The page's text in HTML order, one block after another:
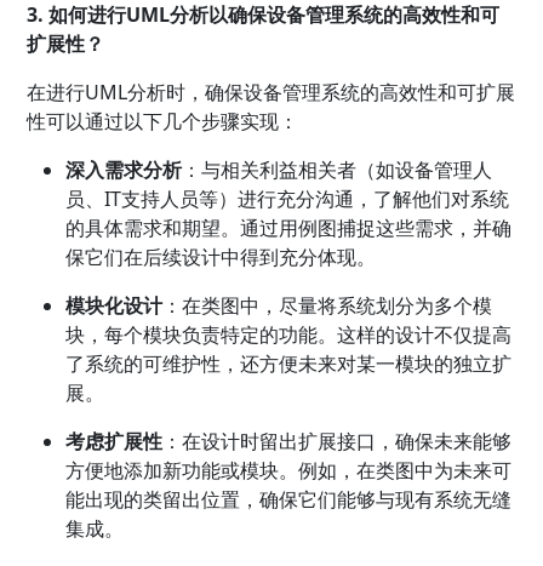
3. 如何进行UML分析以确保设备管理系统的高效性和可
扩展性？
在进行UML分析时，确保设备管理系统的高效性和可扩展
性可以通过以下几个步骤实现：
深入需求分析：与相关利益相关者（如设备管理人
员、IT支持人员等）进行充分沟通，了解他们对系统
的具体需求和期望。通过用例图捕捉这些需求，并确
保它们在后续设计中得到充分体现。
模块化设计：在类图中，尽量将系统划分为多个模
块，每个模块负责特定的功能。这样的设计不仅提高
了系统的可维护性，还方便未来对某一模块的独立扩
展。
考虑扩展性：在设计时留出扩展接口，确保未来能够
方便地添加新功能或模块。例如，在类图中为未来可
能出现的类留出位置，确保它们能够与现有系统无缝
集成。